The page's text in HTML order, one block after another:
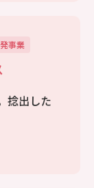
事業
捻出した